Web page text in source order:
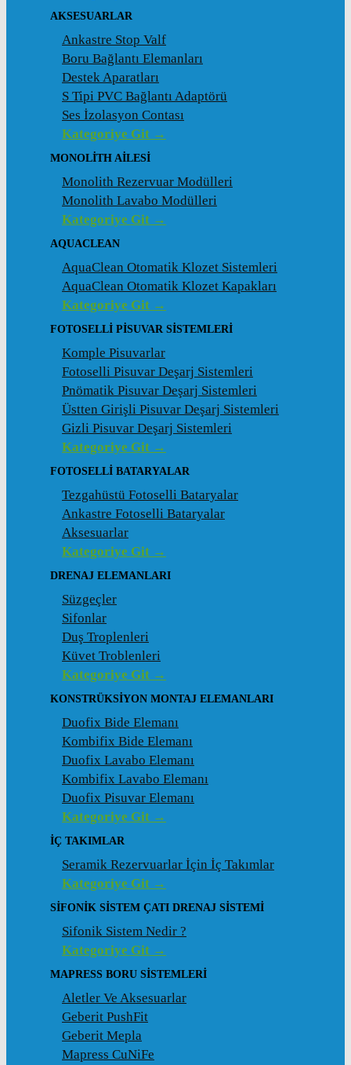
AKSESUARLAR
Ankastre Stop Valf
Boru Bağlantı Elemanları
Destek Aparatları
S Tipi PVC Bağlantı Adaptörü
Ses İzolasyon Contası
Kategoriye Git →
MONOLITH AILESI
Monolith Rezervuar Modülleri
Monolith Lavabo Modülleri
Kategoriye Git →
AQUACLEAN
AquaClean Otomatik Klozet Sistemleri
AquaClean Otomatik Klozet Kapakları
Kategoriye Git →
FOTOSELLI PISUVAR SISTEMLERI
Komple Pisuvarlar
Fotoselli Pisuvar Deşarj Sistemleri
Pnömatik Pisuvar Deşarj Sistemleri
Üstten Girişli Pisuvar Deşarj Sistemleri
Gizli Pisuvar Deşarj Sistemleri
Kategoriye Git →
FOTOSELLI BATARYALAR
Tezgahüstü Fotoselli Bataryalar
Ankastre Fotoselli Bataryalar
Aksesuarlar
Kategoriye Git →
DRENAJ ELEMANLARI
Süzgeçler
Sifonlar
Duş Troplenleri
Küvet Troblenleri
Kategoriye Git →
KONSTRÜKSIYON MONTAJ ELEMANLARI
Duofix Bide Elemanı
Kombifix Bide Elemanı
Duofix Lavabo Elemanı
Kombifix Lavabo Elemanı
Duofix Pisuvar Elemanı
Kategoriye Git →
İÇ TAKIMLAR
Seramik Rezervuarlar İçin İç Takımlar
Kategoriye Git →
SIFONIK SISTEM ÇATI DRENAJ SISTEMI
Sifonik Sistem Nedir ?
Kategoriye Git →
MAPRESS BORU SISTEMLERI
Aletler Ve Aksesuarlar
Geberit PushFit
Geberit Mepla
Mapress CuNiFe